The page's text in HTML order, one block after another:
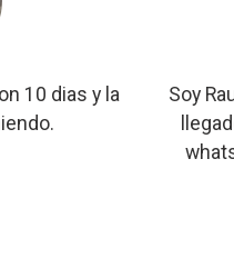
10 dias y la
Soy